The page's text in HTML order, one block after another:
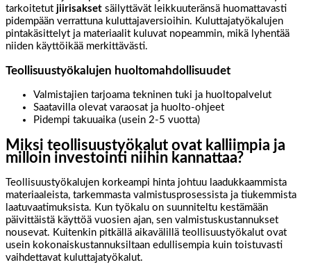
tarkoitetut jiirisakset säilyttävät leikkuuteränsä huomattavasti
pidempään verrattuna kuluttajaversioihin. Kuluttajatyökalujen
pintakäsittelyt ja materiaalit kuluvat nopeammin, mikä lyhentää
niiden käyttöikää merkittävästi.
Teollisuustyökalujen huoltomahdollisuudet
Valmistajien tarjoama tekninen tuki ja huoltopalvelut
Saatavilla olevat varaosat ja huolto-ohjeet
Pidempi takuuaika (usein 2-5 vuotta)
Miksi teollisuustyökalut ovat kalliimpia ja
milloin investointi niihin kannattaa?
Teollisuustyökalujen korkeampi hinta johtuu laadukkaammista
materiaaleista, tarkemmasta valmistusprosessista ja tiukemmista
laatuvaatimuksista. Kun työkalu on suunniteltu kestämään
päivittäistä käyttöä vuosien ajan, sen valmistuskustannukset
nousevat. Kuitenkin pitkällä aikavälillä teollisuustyökalut ovat
usein kokonaiskustannuksiltaan edullisempia kuin toistuvasti
vaihdettavat kuluttajatyökalut.